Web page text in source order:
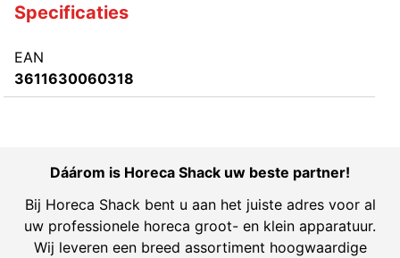
Specificaties
EAN
3611630060318
Dáárom is Horeca Shack uw beste partner!
Bij Horeca Shack bent u aan het juiste adres voor al
uw professionele horeca groot- en klein apparatuur.
Wij leveren een breed assortiment hoogwaardige